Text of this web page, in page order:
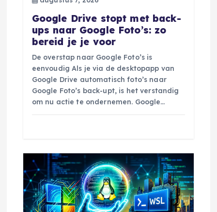
Google Drive stopt met back-
ups naar Google Foto’s: zo
bereid je je voor
De overstap naar Google Foto’s is
eenvoudig Als je via de desktopapp van
Google Drive automatisch foto’s naar
Google Foto’s back-upt, is het verstandig
om nu actie te ondernemen. Google…